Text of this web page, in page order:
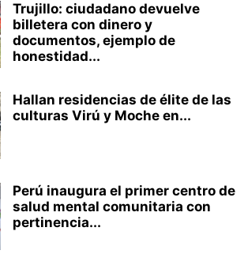
Trujillo: ciudadano devuelve
billetera con dinero y
documentos, ejemplo de
honestidad...
Hallan residencias de élite de las
culturas Virú y Moche en...
Perú inaugura el primer centro de
salud mental comunitaria con
pertinencia...